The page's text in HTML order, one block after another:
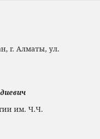
г. Алматы, ул.
им. Ч.Ч.